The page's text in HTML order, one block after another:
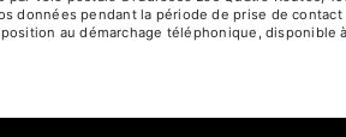
données pendant la période de prise de
au démarchage téléphonique, disponible